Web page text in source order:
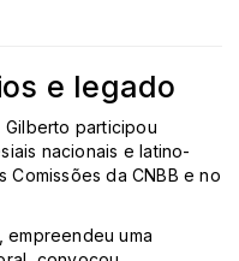
e legado
participou
nacionais e latino-
Comissões da CNBB e no
empreendeu uma